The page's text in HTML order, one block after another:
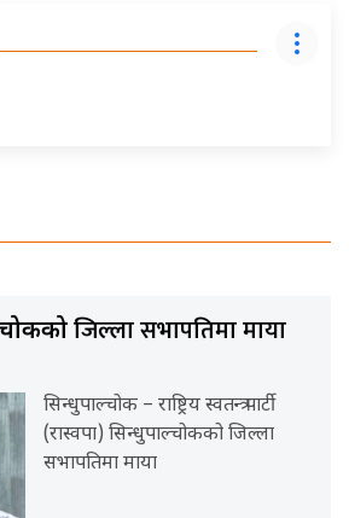
जिल्ला सभापतिमा माया
सिन्धुपाल्चोक – राष्ट्रिय स्वतन्त्र पार्टी
(रास्वपा) सिन्धुपाल्चोकको जिल्ला
सभापतिमा माया